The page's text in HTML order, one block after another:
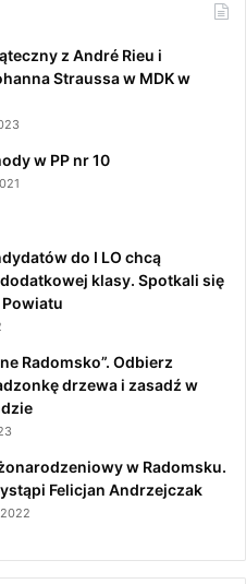
z André Rieu i
Straussa w MDK w
w PP nr 10
do I LO chcą
klasy. Spotkali się
Radomsko”. Odbierz
drzewa i zasadź w
w Radomsku.
Felicjan Andrzejczak